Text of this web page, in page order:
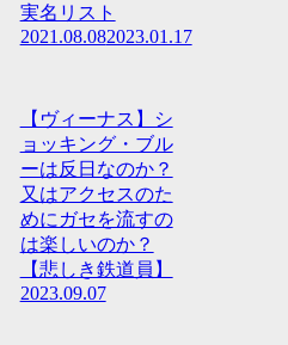
実名リスト
2021.08.082023.01.17
【ヴィーナス】シ
ョッキング・ブル
ーは反日なのか？
又はアクセスのた
めにガセを流すの
は楽しいのか？
【悲しき鉄道員】
2023.09.07